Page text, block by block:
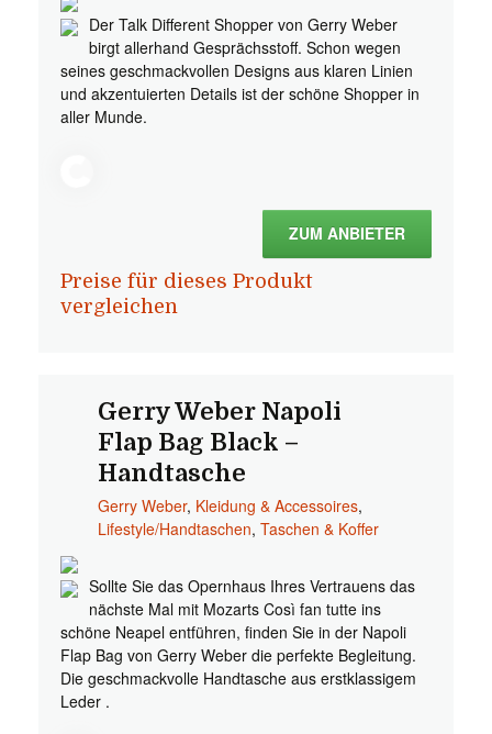
Der Talk Different Shopper von Gerry Weber
birgt allerhand Gesprächsstoff. Schon wegen
seines geschmackvollen Designs aus klaren Linien
und akzentuierten Details ist der schöne Shopper in
aller Munde.
ZUM ANBIETER
Preise für dieses Produkt
vergleichen
Gerry Weber Napoli
Flap Bag Black –
Handtasche
Gerry Weber, Kleidung & Accessoires,
Lifestyle/Handtaschen, Taschen & Koffer
Sollte Sie das Opernhaus Ihres Vertrauens das
nächste Mal mit Mozarts Così fan tutte ins
schöne Neapel entführen, finden Sie in der Napoli
Flap Bag von Gerry Weber die perfekte Begleitung.
Die geschmackvolle Handtasche aus erstklassigem
Leder .